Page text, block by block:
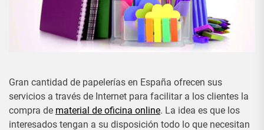
Gran cantidad de papelerías en España ofrecen sus
servicios a través de Internet para facilitar a los clientes la
compra de material de oficina online. La idea es que los
interesados tengan a su disposición todo lo que necesitan